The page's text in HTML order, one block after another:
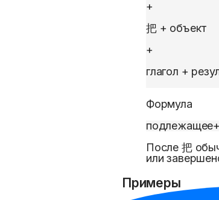
+
把 + объект
+
глагол +
Формула
подлежащее
После 把
или
Примеры